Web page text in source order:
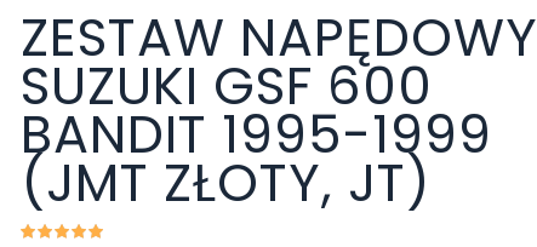
ZESTAW NAPĘDOWY
SUZUKI GSF 600
BANDIT 1995-1999
(JMT ZŁOTY, JT)